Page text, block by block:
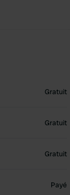
Gratuit
Gratuit
Gratuit
Payé